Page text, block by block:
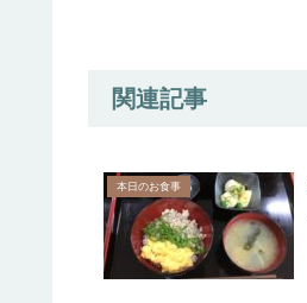
関連記事
本日のお食事